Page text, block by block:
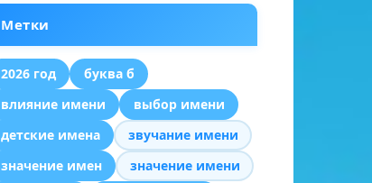
Метки
2026 год
буква б
влияние имени
выбор имени
детские имена
звучание имени
значение имен
значение имени